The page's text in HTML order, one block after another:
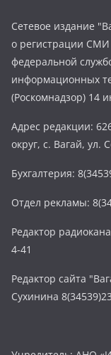
Сетевое издание
о регистрации
федеральной
информационных
(Роскомнадзор) 14
Адрес редакции:
округ, с. Вагай, ул.
Бухгалтерия:
Отдел рекламы:
Редактор
4-41
Редактор сайта
Сухинина